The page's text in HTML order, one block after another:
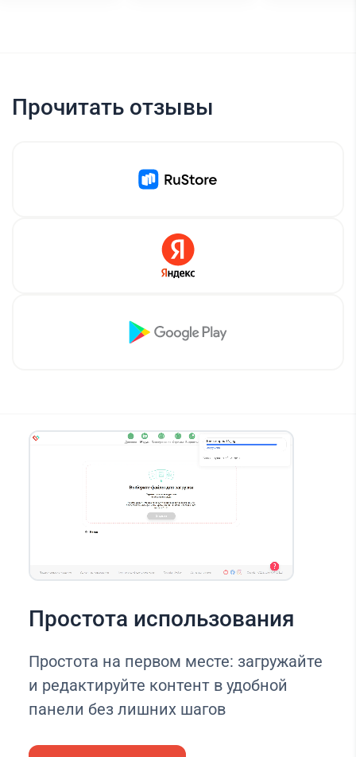
Прочитать отзывы
Простота использования
Простота на первом месте: загружайте
и редактируйте контент в удобной
панели без лишних шагов